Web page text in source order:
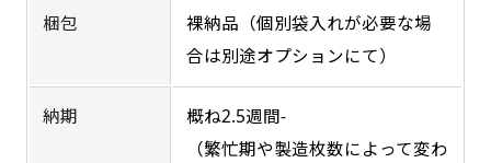
梱包
裸納品（個別袋入れが必要な場
合は別途オプションにて）
納期
概ね2.5週間-
（繁忙期や製造枚数によって変わ
ジャンボ(90x270)
遠くからでも視認しやすいジャンボサイズです。
駐車場などのスペースに余裕がある場所で大々的
ジャンボ(270x90)
遠くからでも視認しやすいジャンボサイズです。
駐車場などのスペースに余裕がある場所で大々的
によって対応できない場合、ギリギリでも対応
できる場合もあります。防炎加工、トロピカル
生地は対応不可です。